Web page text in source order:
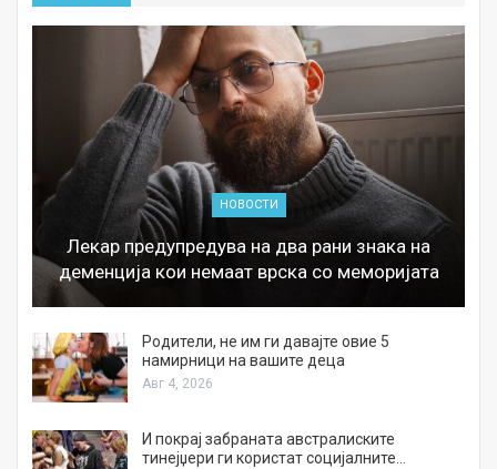
НОВОСТИ
Лекар предупредува на два рани знака на
деменција кои немаат врска со меморијата
Родители, не им ги давајте овие 5
намирници на вашите деца
Авг 4, 2026
И покрај забраната австралиските
тинејџери ги користат социјалните…